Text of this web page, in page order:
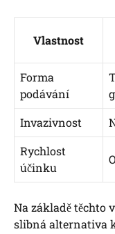
Vlastnost
Forma
podávání
Invazivnost
Rychlost
účinku
Na základě těchto
slibná alternativa